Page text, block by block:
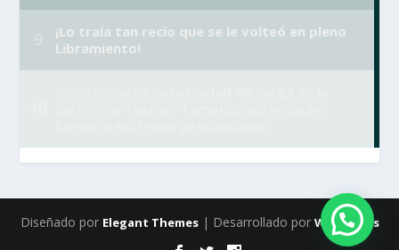
Diseñado por Elegant Themes| Desarrollado por WordPress